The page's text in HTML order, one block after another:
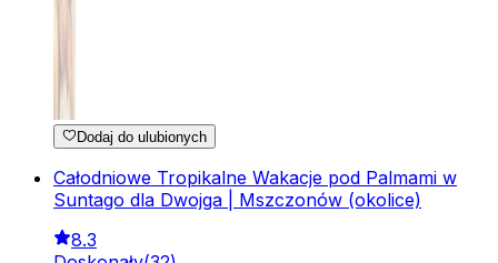
Dodaj do ulubionych
Całodniowe Tropikalne Wakacje pod Palmami w
Suntago dla Dwojga | Mszczonów (okolice)
8.3